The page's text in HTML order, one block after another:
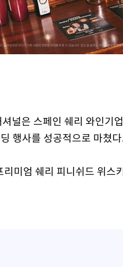
널은 스페인 쉐리 와인기
행사를 성공적으로 마쳤
미엄 쉐리 피니쉬드 위